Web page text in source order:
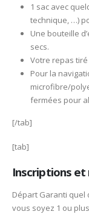
1 sac avec
technique, …)
Une bouteille
secs.
Votre repas
Pour la
microfibre/
fermées pour
[/tab]
[tab]
Inscriptions et
Départ Garanti quel
vous soyez 1 ou